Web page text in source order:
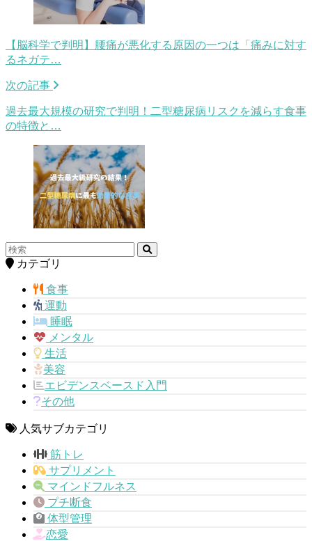
【脳科学で判明】腰痛が悪化する原因の一つは「痛みに対す
るネガテ…
次の記事
過去最大規模の研究で判明！二型糖尿病リスクを減らす食事
の特徴と…
カテゴリ
食事
運動
睡眠
メンタル
生活
美容
エビデンスベースド入門
その他
人気サブカテゴリ
筋トレ
サプリメント
マインドフルネス
プチ断食
体型管理
恋愛